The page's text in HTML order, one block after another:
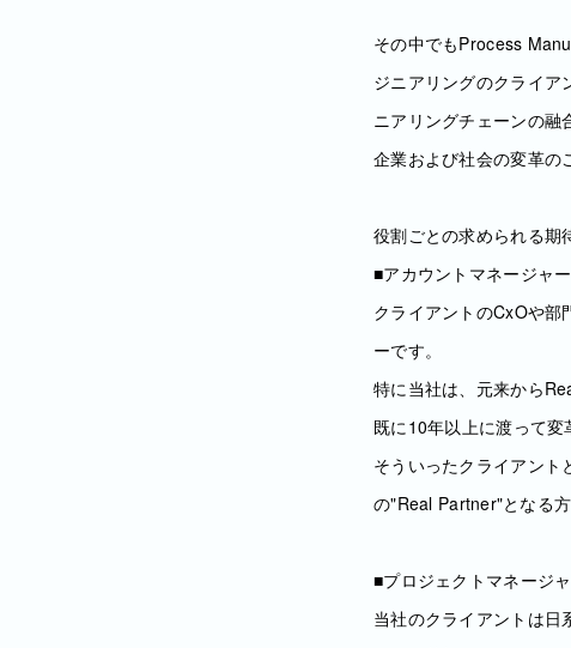
その中でもProcess
ジニアリングのクライア
ニアリングチェーンの融
企業および社会の変革の
役割ごとの求められる期
■アカウントマネージャー
クライアントのCxOや部
ーです。
特に当社は、元来から
既に10年以上に渡って変
そういったクライアント
の"Real Partner"となる方
■プロジェクトマネージャ
当社のクライアントは日